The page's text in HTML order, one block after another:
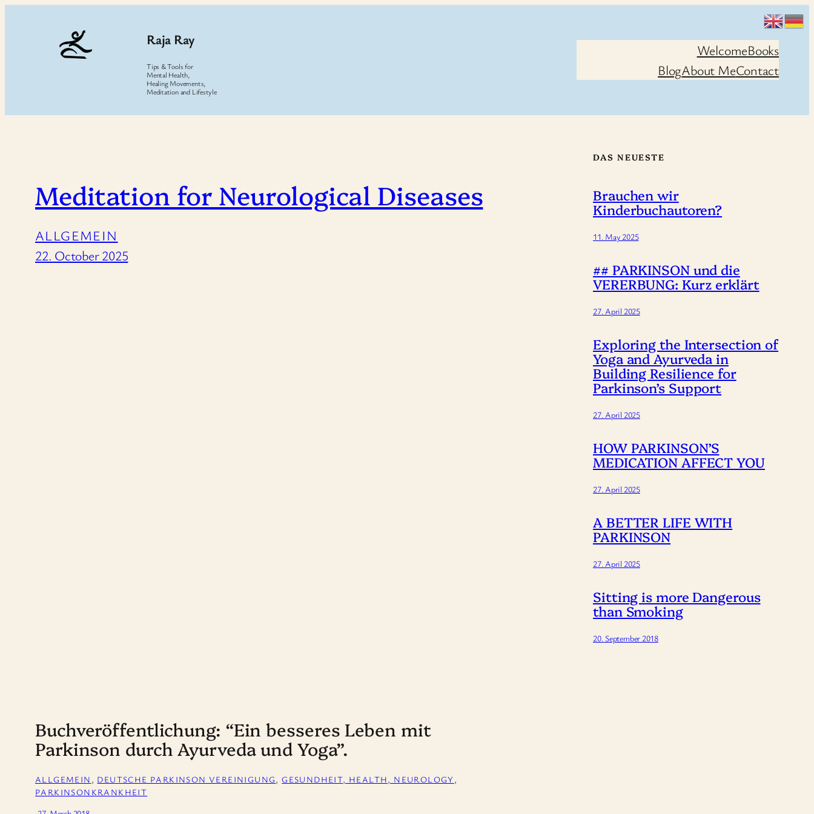
Raja Ray
Tips & Tools for
Mental Health,
Healing Movements,
Meditation and Lifestyle
WelcomeBooks
BlogAbout MeContact
Meditation for Neurological Diseases
ALLGEMEIN
22. October 2025
DAS NEUESTE
Brauchen wir
Kinderbuchautoren?
11. May 2025
## PARKINSON und die
VERERBUNG: Kurz erklärt
27. April 2025
Exploring the Intersection of
Yoga and Ayurveda in
Building Resilience for
Parkinson’s Support
27. April 2025
HOW PARKINSON’S
MEDICATION AFFECT YOU
27. April 2025
A BETTER LIFE WITH
PARKINSON
27. April 2025
Sitting is more Dangerous
than Smoking
20. September 2018
Buchveröffentlichung: “Ein besseres Leben mit
Parkinson durch Ayurveda und Yoga”.
ALLGEMEIN , DEUTSCHE PARKINSON VEREINIGUNG, GESUNDHEIT, HEALTH, NEUROLOGY
PARKINSONKRANKHEIT